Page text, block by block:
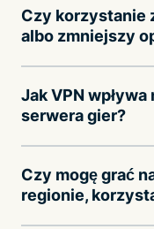
Czy korzystanie
albo zmniejszy
Jak VPN
serwera gier?
Czy mogę grać
regionie,